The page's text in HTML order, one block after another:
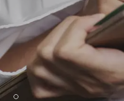
Hotel Mancino 12
Prince Spa
Mirabelle Restaurant
Adèle Mixology Lounge
LUGANO
Hotel Splendide Royal Lugano
Splendide Lifestyle Spa
I Due Sud Restaurant